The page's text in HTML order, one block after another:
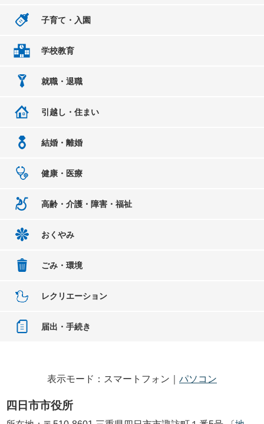
子育て・入園
学校教育
就職・退職
引越し・住まい
結婚・離婚
健康・医療
高齢・介護・障害・福祉
おくやみ
ごみ・環境
レクリエーション
届出・手続き
表示モード：スマートフォン｜ パソコン
四日市市役所